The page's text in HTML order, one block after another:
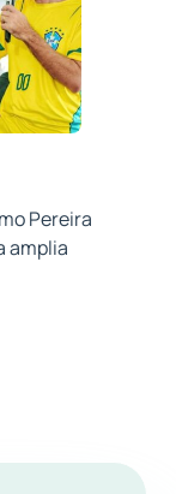
Pereira
amplia